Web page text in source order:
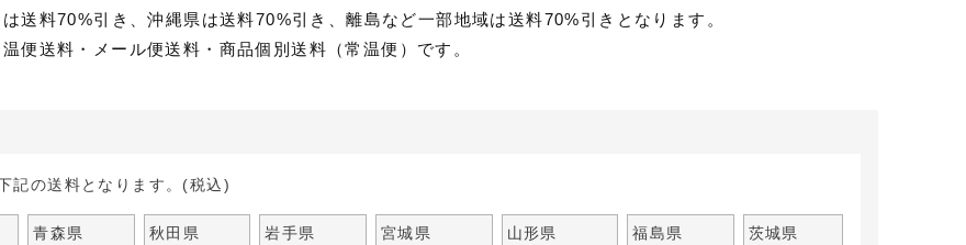
送料70%引き、沖縄県は送料70%引き、離島など一部地域は送料70%引きとなります。
便送料・メール便送料・商品個別送料（常温便）です。
記の送料となります。(税込)
青森県 秋田県 岩手県 宮城県 山形県 福島県 茨城県